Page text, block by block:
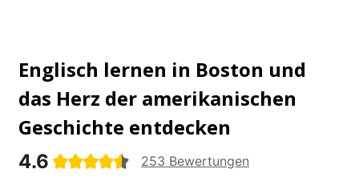
Englisch lernen in Boston und
das Herz der amerikanischen
Geschichte entdecken
4.6 253 Bewertungen